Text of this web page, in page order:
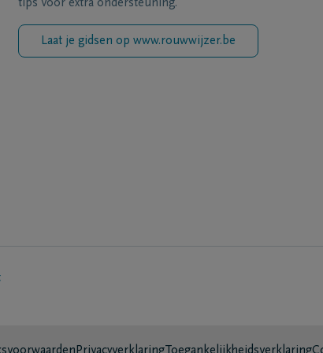
tips voor extra ondersteuning.
Laat je gidsen op www.rouwwijzer.be